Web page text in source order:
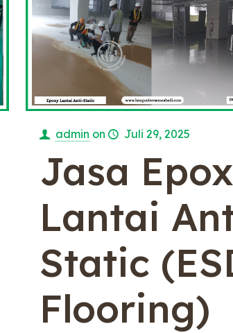
admin on Juli 29, 2025
Jasa
Lantai
Static
Flooring)